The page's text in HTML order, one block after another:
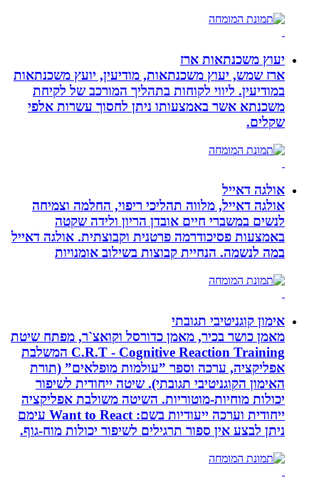
יעוץ משכנתאות ארז
ארז שמש, יעוץ משכנתאות, מודיעין, יועץ משכנתאות
במודיעין. ליווי לקוחות בתהליך המורכב של לקיחת
משכנתא אשר באמצעותו ניתן לחסוך עשרות אלפי
שקלים.
אולגה דאייל
אולגה דאייל, מלווה תהליכי ריפוי, החלמה וצמיחה
לנשים במשברי חיים אובדן הריון ולידה שקטה
באמצעות פסיכודרמה פרטנית וקבוצתית. אולגה דאייל
במה לנשמה. ‏הנחיית קבוצות בשילוב אומנויות‏
אימון קוגניטיבי תגובתי
מאמן כושר בכיר, מאמן כדורסל וקואצ`ר, מפתח שיטת
C.R.T - Cognitive Reaction Training המשלבת
אפליקציה, ערכה וספר ”עולמות מופלאים” (תורת
האימון הקוגניטיבי תגובתי). שיטה ייחודית לשיפור
יכולות מוחיות-מוטוריות. השיטה משולבת אפליקציה
ייחודית וערכה ייעודיות בשם: Want to React עימם
ניתן לבצע אין ספור תרגילים לשיפור יכולות מוח-גוף.